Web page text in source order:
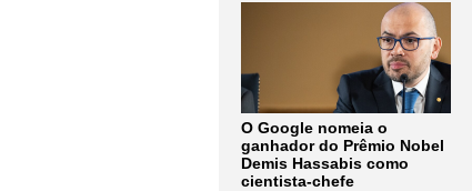
O Google nomeia o
ganhador do Prêmio Nobel
Demis Hassabis como
cientista-chefe